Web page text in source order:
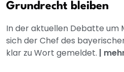
Grundrecht bleiben
In der aktuellen Debatte um
sich der Chef des
klar zu Wort gemeldet. |